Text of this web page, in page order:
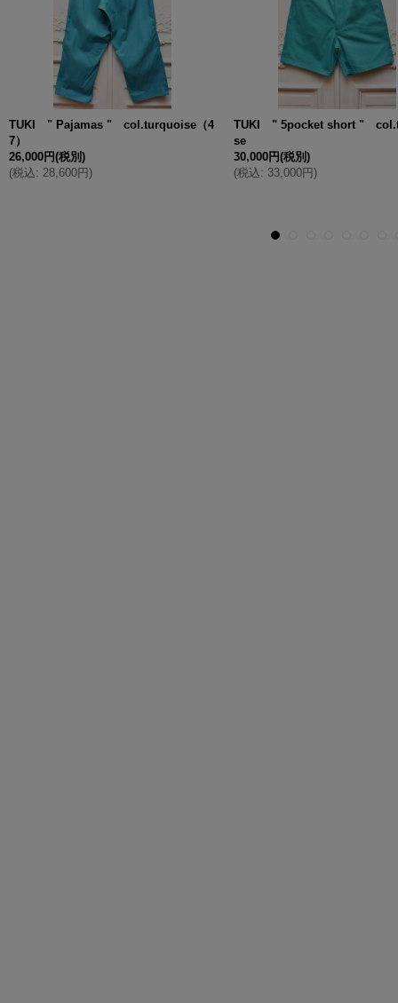
TUKI " Pajamas " col.turquoise（4
7）
26,000円(税別)
(税込: 28,600円)
TUKI " 5pocket short "
se
30,000円(税別)
(税込: 33,000円)